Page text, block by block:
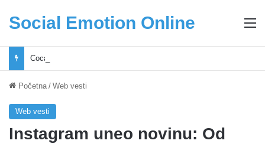
Social Emotion Online
Početna / Web vesti
Web vesti
Instagram uneo novinu: Od